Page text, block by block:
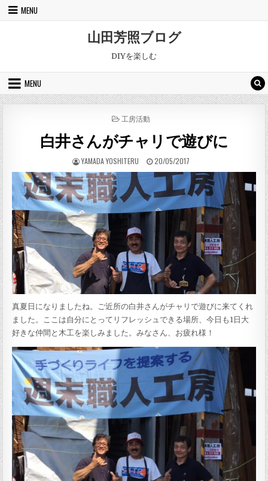
Skip to content
MENU
山田芳照ブログ
DIYを楽しむ
MENU
POSTED IN
工房活動
白井さんがチャリで遊びに
AUTHOR:
YAMADA YOSHITERU PUBLISHED DATE:
20/05/2017
真夏日になりましたね。ご近所の白井さんがチャリで遊びに来てくれ
ました。ここは自分にとってリフレッシュできる場所、今日も1日大
好きな仲間と木工を楽しみました。みなさん、お疲れ様！